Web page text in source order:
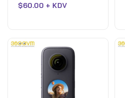
aldı
$60.00 + KDV